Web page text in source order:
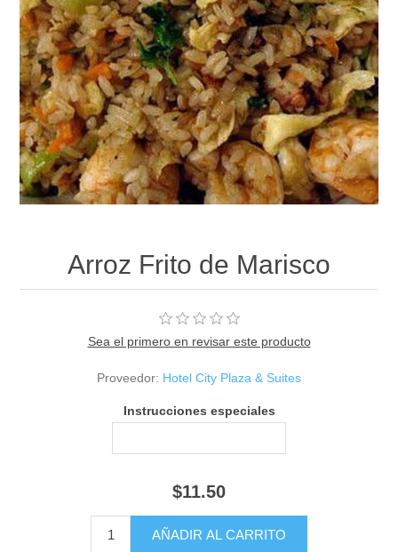
Arroz Frito de Marisco
Sea el primero en revisar este producto
Proveedor: Hotel City Plaza & Suites
Instrucciones especiales
$11.50